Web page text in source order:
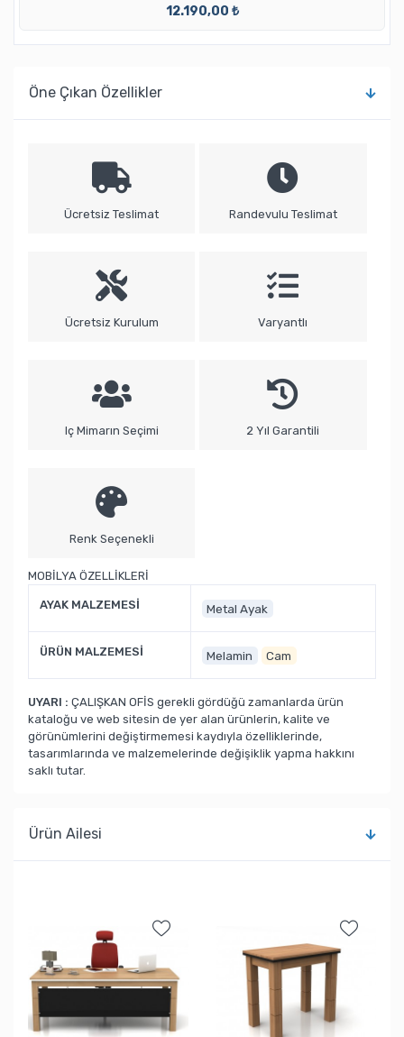
12.190,00 ₺
Öne Çıkan Özellikler
Ücretsiz Teslimat Randevulu Teslimat
Ücretsiz Kurulum Varyantlı
Iç Mimarın Seçimi 2 Yıl Garantili
Renk Seçenekli
MOBİLYA ÖZELLİKLERİ
AYAK MALZEMESİ Metal Ayak
ÜRÜN MALZEMESİ Melamin Cam
UYARI : ÇALIŞKAN OFİS gerekli gördüğü zamanlarda ürün
kataloğu ve web sitesin de yer alan ürünlerin, kalite ve
görünümlerini değiştirmemesi kaydıyla özelliklerinde,
tasarımlarında ve malzemelerinde değişiklik yapma hakkını
saklı tutar.
Ürün Ailesi